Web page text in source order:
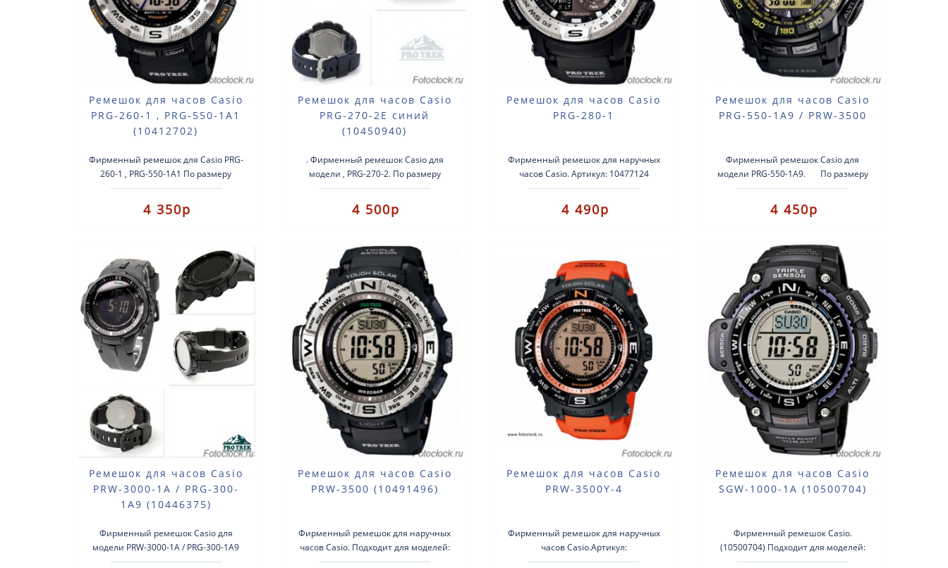
Ремешок для часов Casio
PRG-260-1 , PRG-550-1A1
(10412702)
Фирменный ремешок для Casio PRG-
260-1 , PRG-550-1A1 По размеру
ремешок подходит для всех моделей
PRG-260.(10412702) PRW-3..
4 350р
Ремешок для часов Casio
PRG-270-2E синий
(10450940)
. Фирменный ремешок Casio для
модели , PRG-270-2. По размеру
ремешок подходит для всех моделей
PRG-270. ..
4 500р
Ремешок для часов Casio
PRG-280-1
Фирменный ремешок для наручных
часов Casio. Артикул: 10477124
Резиновый ремешок синего цвета.
Подходит для моделей: PRG-280 ..
4 490р
Ремешок для часов Casio
PRG-550-1A9 / PRW-3500
Фирменный ремешок Casio для
модели PRG-550-1A9. По размеру
ремешок подход..
4 450р
Ремешок для часов Casio
PRW-3000-1A / PRG-300-
1A9 (10446375)
Фирменный ремешок Casio для
модели PRW-3000-1A / PRG-300-1A9
(10446375) По размеру ремешок
Ремешок для часов Casio
PRW-3500 (10491496)
Фирменный ремешок для наручных
часов Casio. Подходит для моделей:
PRW-3500 PRG-260 PRG-550 ..
Ремешок для часов Casio
PRW-3500Y-4
Фирменный ремешок для наручных
часов Casio.Артикул:
10491497Оранжевого
Ремешок для часов Casio
SGW-1000-1A (10500704)
Фирменный ремешок Casio.
(10500704) Подходит для моделей:
SGW-1000-1a ..